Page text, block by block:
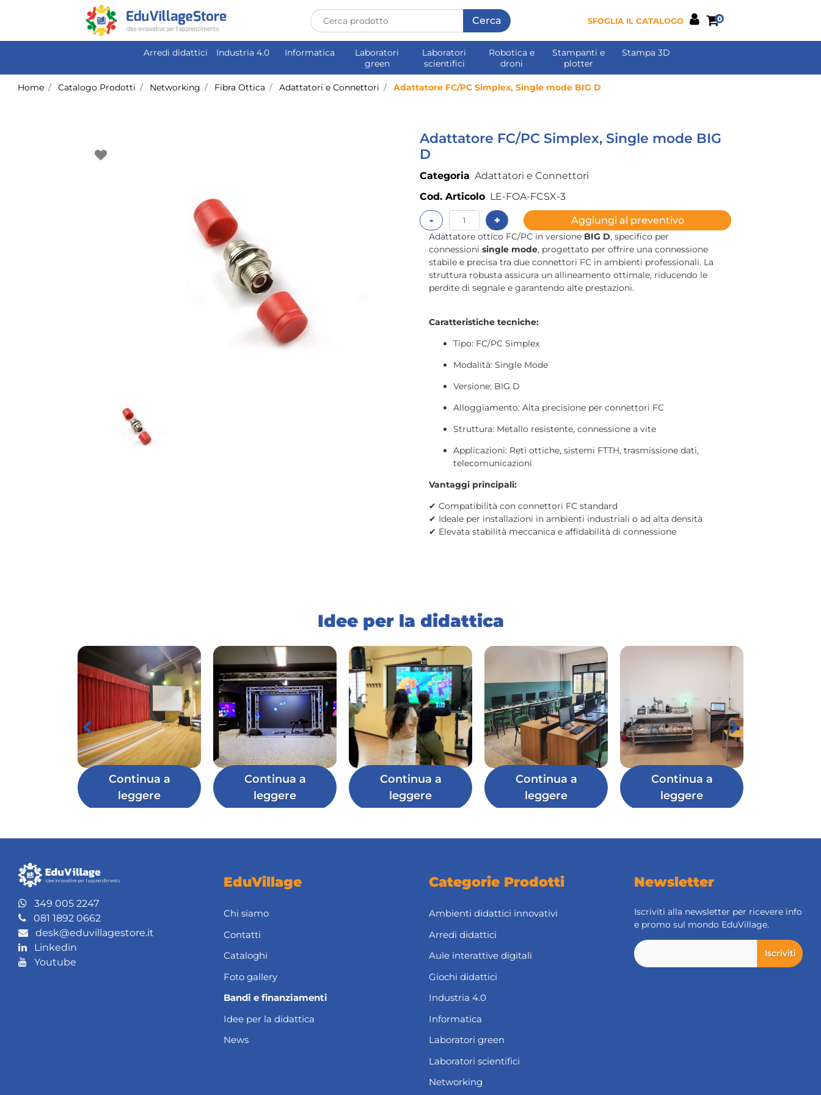
SFOGLIA IL CATALOGO 0
Arredi didattici Industria 4.0 Informatica
Laboratori
green
Laboratori
scientifici
Robotica e
droni
Stampanti e
plotter
Stampa 3D
Home Catalogo Prodotti Networking Fibra Ottica Adattatori e Connettori Adattatore FC/PC Simplex, Single mode BIG D
Adattatore FC/PC Simplex, Single mode BIG
D
Categoria Adattatori e Connettori
Cod. Articolo LE-FOA-FCSX-3
Quantità Aggiungi al preventivo
Adattatore ottico FC/PC in versione BIG D, specifico per
connessioni single mode, progettato per offrire una connessione
stabile e precisa tra due connettori FC in ambienti professionali. La
struttura robusta assicura un allineamento ottimale, riducendo le
perdite di segnale e garantendo alte prestazioni.
Caratteristiche tecniche:
Tipo: FC/PC Simplex
Modalità: Single Mode
Versione: BIG D
Alloggiamento: Alta precisione per connettori FC
Struttura: Metallo resistente, connessione a vite
Applicazioni: Reti ottiche, sistemi FTTH, trasmissione dati,
telecomunicazioni
Vantaggi principali:
✔ Compatibilità con connettori FC standard
✔ Ideale per installazioni in ambienti industriali o ad alta densità
✔ Elevata stabilità meccanica e affidabilità di connessione
Idee per la didattica
Continua a
leggere
Continua a
leggere
Continua a
leggere
Continua a
leggere
Continua a
leggere
349 005 2247
081 1892 0662
desk@eduvillagestore.it
Linkedin
Youtube
EduVillage
Chi siamo
Contatti
Cataloghi
Foto gallery
Bandi e finanziamenti
Idee per la didattica
News
Categorie Prodotti
Ambienti didattici innovativi
Arredi didattici
Aule interattive digitali
Giochi didattici
Industria 4.0
Informatica
Laboratori green
Laboratori scientifici
Networking
Newsletter
Iscriviti alla newsletter per ricevere info
e promo sul mondo EduVillage.